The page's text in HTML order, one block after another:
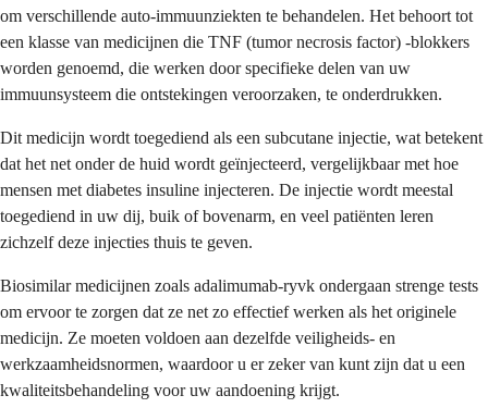
om verschillende auto-immuunziekten te behandelen. Het behoort tot
een klasse van medicijnen die TNF (tumor necrosis factor) -blokkers
worden genoemd, die werken door specifieke delen van uw
immuunsysteem die ontstekingen veroorzaken, te onderdrukken.
Dit medicijn wordt toegediend als een subcutane injectie, wat betekent
dat het net onder de huid wordt geïnjecteerd, vergelijkbaar met hoe
mensen met diabetes insuline injecteren. De injectie wordt meestal
toegediend in uw dij, buik of bovenarm, en veel patiënten leren
zichzelf deze injecties thuis te geven.
Biosimilar medicijnen zoals adalimumab-ryvk ondergaan strenge tests
om ervoor te zorgen dat ze net zo effectief werken als het originele
medicijn. Ze moeten voldoen aan dezelfde veiligheids- en
werkzaamheidsnormen, waardoor u er zeker van kunt zijn dat u een
kwaliteitsbehandeling voor uw aandoening krijgt.